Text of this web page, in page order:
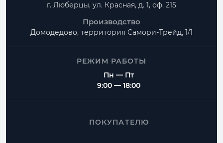
г. Люберцы, ул. Красная, д. 1, оф. 215
Производство
Домодедово, территория Самори-Трейд, 1/1
РЕЖИМ РАБОТЫ
Пн — Пт
9:00 — 18:00
ПОКУПАТЕЛЮ